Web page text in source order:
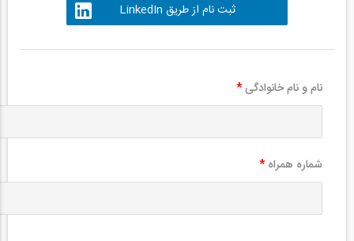
ثبت نام از طریق LinkedIn
نام و نام خانوادگی*
شماره همراه *